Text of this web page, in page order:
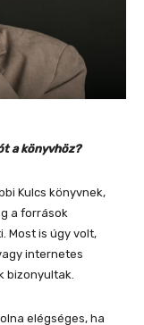
a könyvhöz?
Kulcs könyvnek,
a források
Most is úgy volt,
internetes
bizonyultak.
elégséges, ha